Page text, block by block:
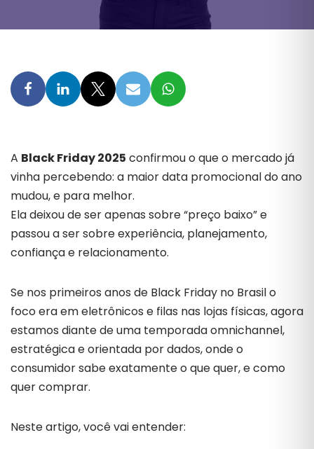
A Black Friday 2025 confirmou o que o mercado já
vinha percebendo: a maior data promocional do ano
mudou, e para melhor.
Ela deixou de ser apenas sobre “preço baixo” e
passou a ser sobre experiência, planejamento,
confiança e relacionamento.
Se nos primeiros anos de Black Friday no Brasil o
foco era em eletrônicos e filas nas lojas físicas, agora
estamos diante de uma temporada omnichannel,
estratégica e orientada por dados, onde o
consumidor sabe exatamente o que quer, e como
quer comprar.
Neste artigo, você vai entender: